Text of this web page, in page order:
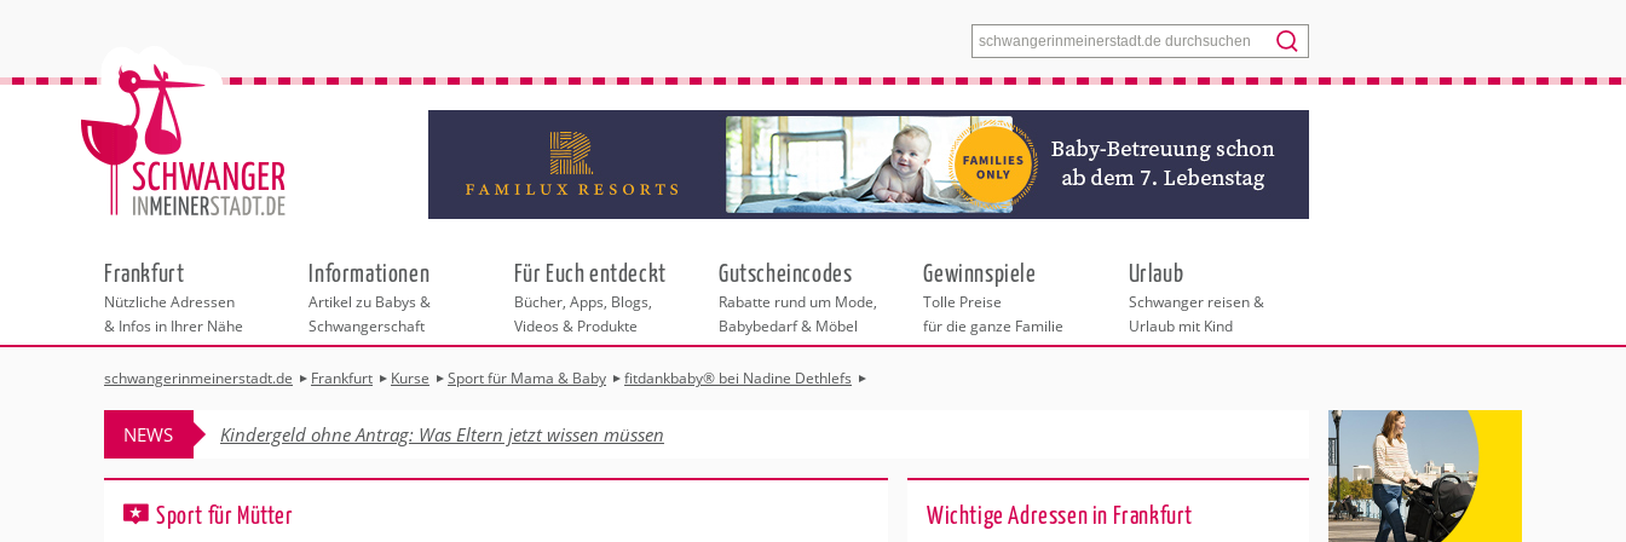
Menü
Frankfurt
Nützliche Adressen
& Infos in Ihrer Nähe
Städteauswahl
Adressen
Hebammen
Geburtshäuser
Frauenärzte
Behördengänge &
Checklisten
Beratungsstellen
Kinderwunschzentren Frankfurt
Schwangerschaftskurse
Erste Hilfe & Beratung
Rückbildung
Shopping
Wellness & Gesundheit
Fotografie & Dienstleistungen
Informationen
Artikel zu Babys &
Schwangerschaft
Für Euch entdeckt
Bücher, Apps, Blogs,
Videos & Produkte
Gutscheincodes
Rabatte rund um Mode,
Babybedarf & Möbel
Gewinnspiele
Tolle Preise
für die ganze Familie
Urlaub
Schwanger reisen &
Urlaub mit Kind
schwangerinmeinerstadt.de Frankfurt Kurse Sport für Mama & Baby fitdankbaby® bei Nadine Dethlefs
NEWS Kindergeld ohne Antrag: Was Eltern jetzt wissen müssen
Sport für Mütter Wichtige Adressen in Frankfurt